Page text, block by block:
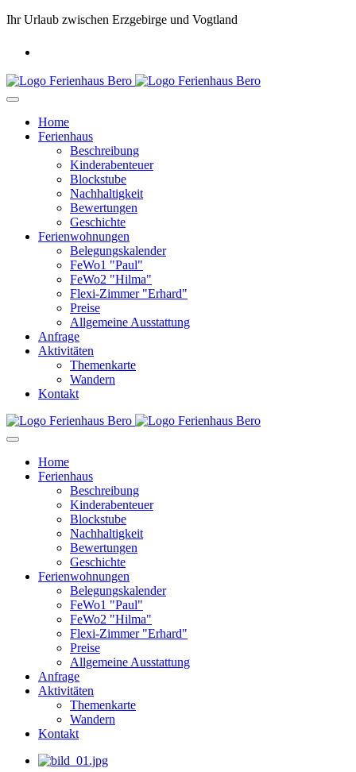
Ihr Urlaub zwischen Erzgebirge und Vogtland
Home
Ferienhaus
Beschreibung
Kinderabenteuer
Blockstube
Nachhaltigkeit
Bewertungen
Geschichte
Ferienwohnungen
Belegungskalender
FeWo1 "Paul"
FeWo2 "Hilma"
Flexi-Zimmer "Erhard"
Preise
Allgemeine Ausstattung
Anfrage
Aktivitäten
Themenkarte
Wandern
Kontakt
Home
Ferienhaus
Beschreibung
Kinderabenteuer
Blockstube
Nachhaltigkeit
Bewertungen
Geschichte
Ferienwohnungen
Belegungskalender
FeWo1 "Paul"
FeWo2 "Hilma"
Flexi-Zimmer "Erhard"
Preise
Allgemeine Ausstattung
Anfrage
Aktivitäten
Themenkarte
Wandern
Kontakt